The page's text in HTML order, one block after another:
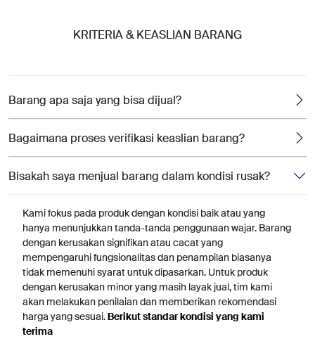
KRITERIA & KEASLIAN BARANG
Barang apa saja yang bisa dijual?
Bagaimana proses verifikasi keaslian barang?
Bisakah saya menjual barang dalam kondisi rusak?
Kami fokus pada produk dengan kondisi baik atau yang
hanya menunjukkan tanda-tanda penggunaan wajar. Barang
dengan kerusakan signifikan atau cacat yang
mempengaruhi fungsionalitas dan penampilan biasanya
tidak memenuhi syarat untuk dipasarkan. Untuk produk
dengan kerusakan minor yang masih layak jual, tim kami
akan melakukan penilaian dan memberikan rekomendasi
harga yang sesuai.Berikut standar kondisi yang kami
terima